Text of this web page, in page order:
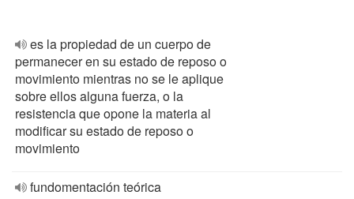
es la propiedad de un cuerpo de
permanecer en su estado de reposo o
movimiento mientras no se le aplique
sobre ellos alguna fuerza, o la
resistencia que opone la materia al
modificar su estado de reposo o
movimiento
fundomentación teórica